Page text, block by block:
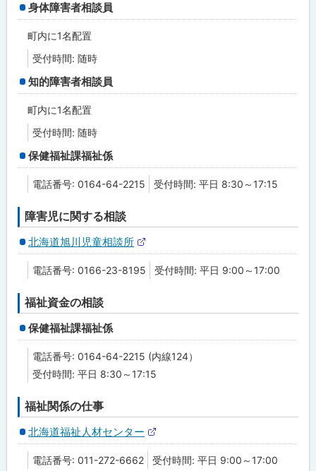
身体障害者相談員
町内に1名配置
受付時間: 随時
知的障害者相談員
町内に1名配置
受付時間: 随時
保健福祉課福祉係
電話番号: 0164-64-2215 受付時間: 平日 8:30～17:15
障害児に関する相談
北海道旭川児童相談所
外
部
サ
電話番号: 0166-23-8195 受付時間: 平日 9:00～17:00
福祉資金の相談
保健福祉課福祉係
電話番号: 0164-64-2215 (内線124）
受付時間: 平日 8:30～17:15
福祉関係の仕事
北海道福祉人材センター
外
部
サ
電話番号: 011-272-6662 受付時間: 平日 9:00～17:00